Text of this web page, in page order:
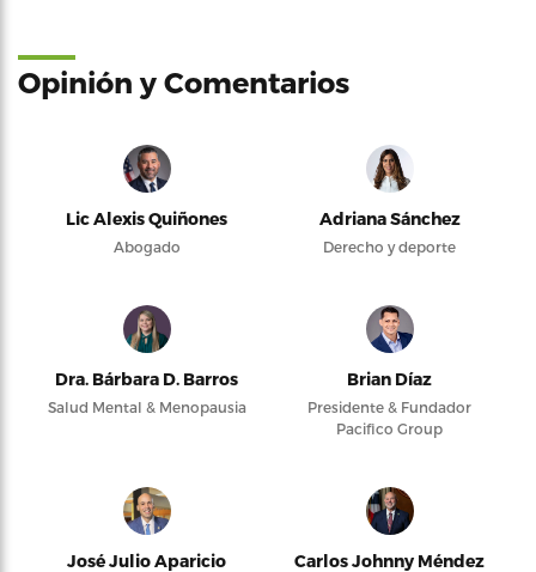
Opinión y Comentarios
Lic Alexis Quiñones
Abogado
Adriana Sánchez
Derecho y deporte
Dra. Bárbara D. Barros
Salud Mental & Menopausia
Brian Díaz
Presidente & Fundador
Pacifico Group
José Julio Aparicio
Carlos Johnny Méndez